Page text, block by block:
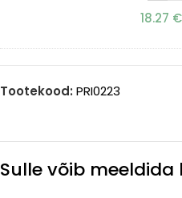
18.27 €
Tootekood: PRI0223
Sulle võib meeldida